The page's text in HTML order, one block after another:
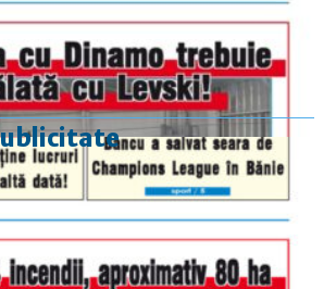
luni-vineri
9.00 - 17.00
duminică
9.00 - 12.00